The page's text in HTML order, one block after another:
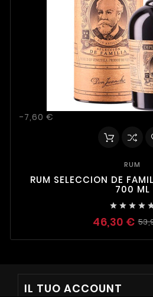
-7,60 €
RUM
RUM SELECCION DE
700 ML
   
46,30 €
IL TUO ACCOUNT